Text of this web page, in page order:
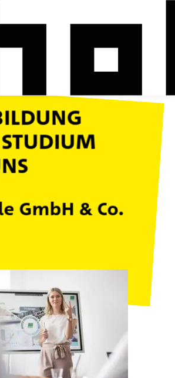
GmbH & Co.